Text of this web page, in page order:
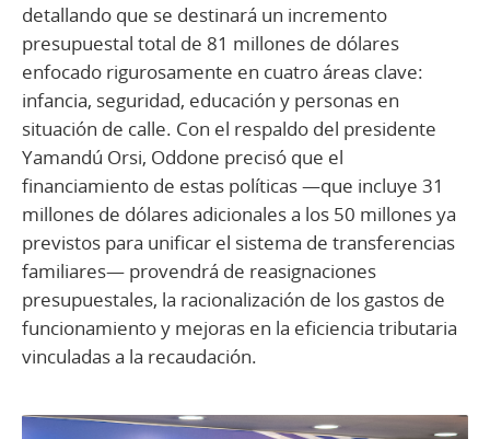
detallando que se destinará un incremento
presupuestal total de 81 millones de dólares
enfocado rigurosamente en cuatro áreas clave:
infancia, seguridad, educación y personas en
situación de calle. Con el respaldo del presidente
Yamandú Orsi, Oddone precisó que el
financiamiento de estas políticas —que incluye 31
millones de dólares adicionales a los 50 millones ya
previstos para unificar el sistema de transferencias
familiares— provendrá de reasignaciones
presupuestales, la racionalización de los gastos de
funcionamiento y mejoras en la eficiencia tributaria
vinculadas a la recaudación.